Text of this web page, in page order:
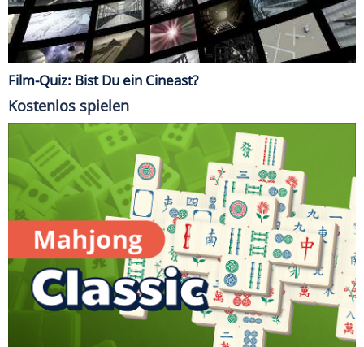
Film-Quiz: Bist Du ein Cineast?
Kostenlos spielen